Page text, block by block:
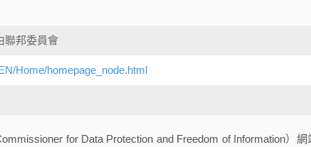
聯邦委員會
Home/homepage_node.html
for Data Protection and Freedom of Information）網